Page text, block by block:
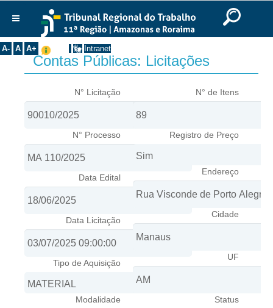
Ir para o rodapé
English
Português Español
A- A A+ Intranet
Institucional
Histórico
Corregedoria
Composição
Desembargadores
Seções Especializadas
Varas do Trabalho
Juízes Manaus
Juízes Roraima
Diretores
Contas Públicas: Licitações
N° Licitação
N° Processo
Data Edital
Data Licitação
Tipo de Aquisição
Modalidade
N° de Itens
Registro de Preço
Endereço
Cidade
UF
Status